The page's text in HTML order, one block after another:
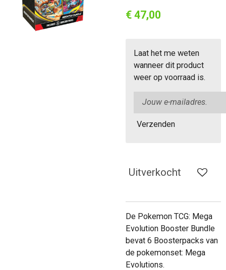
€ 47,00
Laat het me weten
wanneer dit product
weer op voorraad is.
Verzenden
Uitverkocht
De Pokemon TCG: Mega
Evolution Booster Bundle
bevat 6 Boosterpacks van
de pokemonset: Mega
Evolutions.